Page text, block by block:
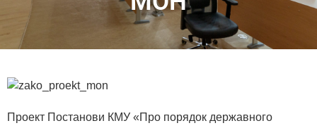
Проект Постанови КМУ «Про порядок державного